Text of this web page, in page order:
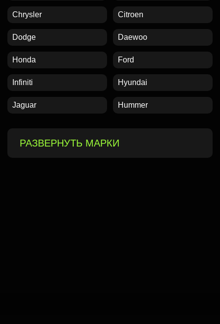
Chrysler Citroen
Dodge Daewoo
Honda Ford
Infiniti Hyundai
Jaguar Hummer
РАЗВЕРНУТЬ МАРКИ